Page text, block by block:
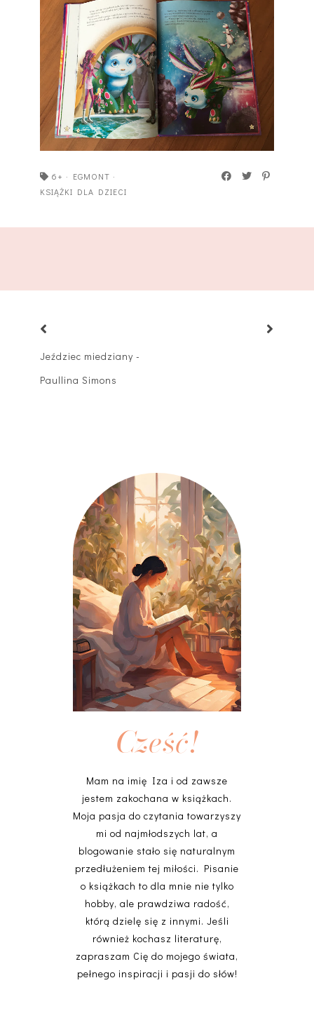
6+ · EGMONT ·
KSIĄŻKI DLA DZIECI
Jeździec miedziany -
Paullina Simons
Cześć!
Mam na imię Iza i od zawsze
jestem zakochana w książkach.
Moja pasja do czytania towarzyszy
mi od najmłodszych lat, a
blogowanie stało się naturalnym
przedłużeniem tej miłości. Pisanie
o książkach to dla mnie nie tylko
hobby, ale prawdziwa radość,
którą dzielę się z innymi. Jeśli
również kochasz literaturę,
zapraszam Cię do mojego świata,
pełnego inspiracji i pasji do słów!